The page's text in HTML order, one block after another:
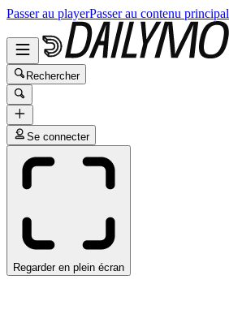
Passer au playerPasser au contenu principal
Rechercher
Se connecter
Regarder en plein écran